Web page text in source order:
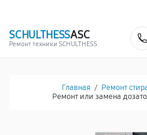
SCHULTHESSASC
Ремонт техники SCHULTHESS
Главная / Ремонт
Ремонт или замена